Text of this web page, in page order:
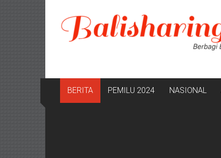
konten
BERITA PEMILU 2024 NASIONAL